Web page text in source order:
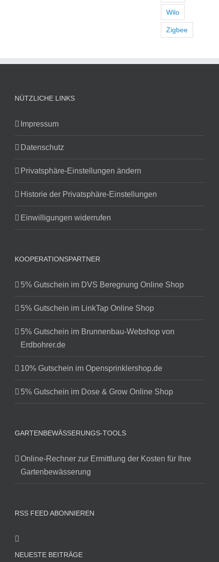
Wilo
Zigbee
NÜTZLICHE LINKS
Impressum
Datenschutz
Privatsphäre-Einstellungen ändern
Historie der Privatsphäre-Einstellungen
Einwilligungen widerrufen
KOOPERATIONSPARTNER
5% Gutschein im DVS Beregnung Online Shop
5% Gutschein im LinkTap Online Shop
5% Gutschein im Brunnenbau-Webshop von
Erdbohrer.de
10% Gutschein im Opensprinklershop.de
5% Gutschein im Dose & Grow Online Shop
GARTENBEWÄSSERUNGS-TOOLS
Online-Rechner zur Ermittlung der Kosten für Ihre
Gartenbewässerung
RSS FEED ABONNIEREN
NEUESTE BEITRÄGE